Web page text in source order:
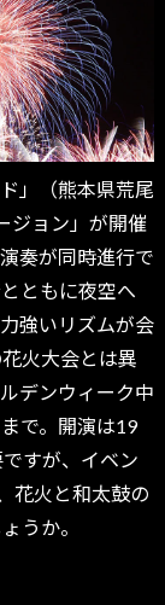
」（熊本県荒尾
ジョン」が開催
奏が同時進行で
ともに夜空へ
強いリズムが会
火大会とは異
デンウィーク中
で。開演は19
すが、イベン
花火と和太鼓の
うか。